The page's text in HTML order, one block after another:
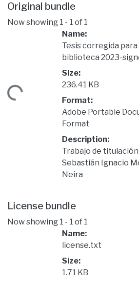
Original bundle
Now showing 1 - 1 of 1
Name:
Tesis corregida para
biblioteca 2023-
Size:
236.41 KB
Format:
Adobe Portable
Format
Description:
Trabajo de titulación
Sebastián Ignacio
Neira
License bundle
Now showing 1 - 1 of 1
Name:
license.txt
Size:
1.71 KB